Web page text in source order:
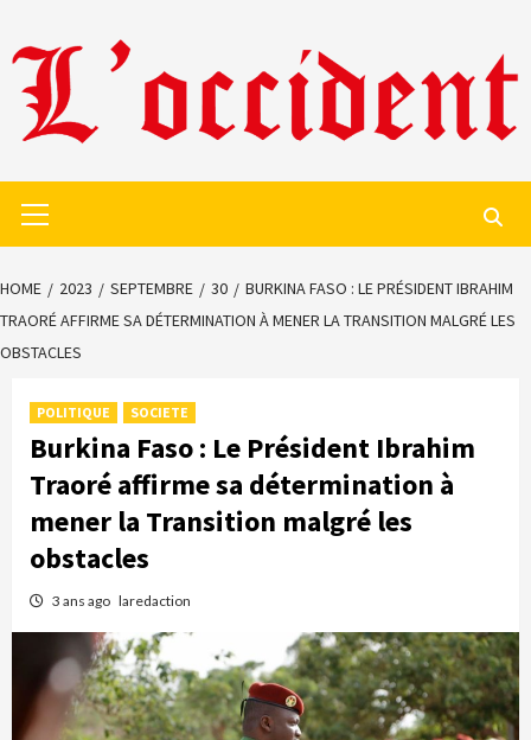
to
content
Menu
HOME 2023 SEPTEMBRE 30
BURKINA FASO : LE PRÉSIDENT IBRAHIM
TRAORÉ AFFIRME SA DÉTERMINATION À MENER LA TRANSITION MALGRÉ LES
OBSTACLES
POLITIQUE SOCIETE
Burkina Faso : Le Président Ibrahim
Traoré affirme sa détermination à
mener la Transition malgré les
obstacles
3 ans ago laredaction